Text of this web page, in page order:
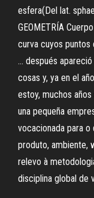
esfera(Del lat.
GEOMETRÍA
curva cuyos
… después
cosas y, ya en el
estoy, muchos
una pequeña
vocacionada para
produto, ambiente,
relevo à
disciplina global de